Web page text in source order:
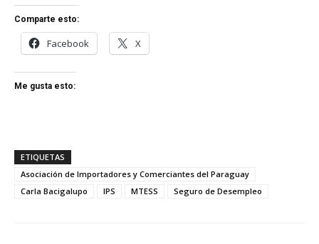
Comparte esto:
Facebook X
Me gusta esto:
ETIQUETAS
Asociación de Importadores y Comerciantes del Paraguay
Carla Bacigalupo
IPS MTESS Seguro de Desempleo